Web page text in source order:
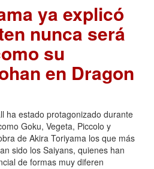
ya explicó
nunca será
su
en Dragon
ha estado protagonizado durante
Goku, Vegeta, Piccolo y
de Akira Toriyama los que más
sido los Saiyans, quienes han
de formas muy diferen